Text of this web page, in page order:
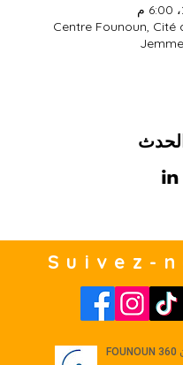
Centre Founoun, Cité
Suivez-